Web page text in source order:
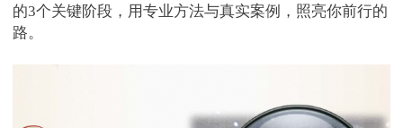
的3个关键阶段，用专业方法与真实案例，照亮你前行的
路。